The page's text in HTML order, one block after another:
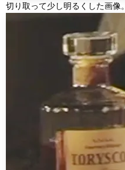
切り取って少し明るくした画像。